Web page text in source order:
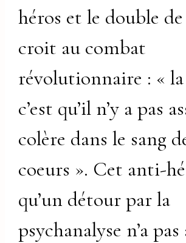
héros et le double
croit au combat
révolutionnaire : «
c’est qu’il n’y a pas
colère dans le sang
coeurs ». Cet anti-
qu’un détour par la
psychanalyse n’a